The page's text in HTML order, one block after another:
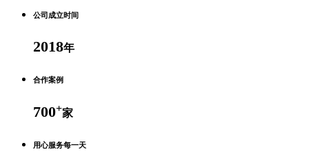
公司成立时间
2018年
合作案例
700+家
用心服务每一天